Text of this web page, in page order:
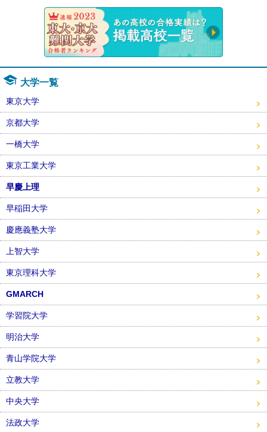
大学一覧
東京大学
京都大学
一橋大学
東京工業大学
早慶上理
早稲田大学
慶應義塾大学
上智大学
東京理科大学
GMARCH
学習院大学
明治大学
青山学院大学
立教大学
中央大学
法政大学